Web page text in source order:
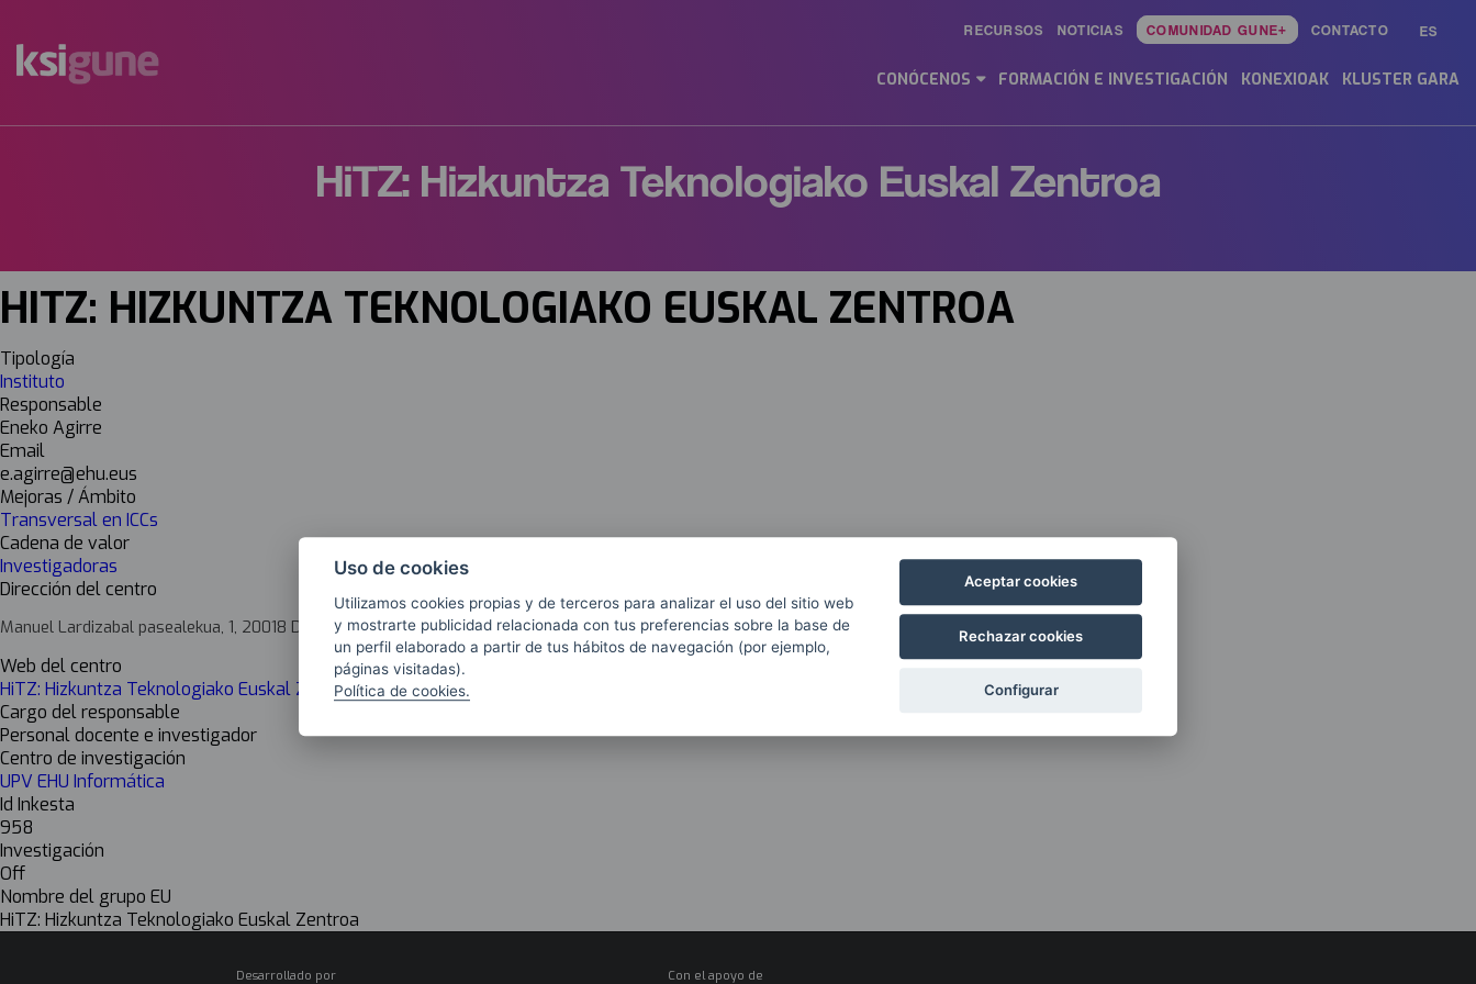
ES
Menu
ES
RECURSOS NOTICIAS COMUNIDAD GUNE+ CONTACTO
mapas
CONÓCENOS FORMACIÓN E INVESTIGACIÓN KONEXIOAK KLUSTER GARA
HiTZ: Hizkuntza Teknologiako Euskal Zentroa
HITZ: HIZKUNTZA TEKNOLOGIAKO EUSKAL ZENTROA
Tipología
Instituto
Responsable
Eneko Agirre
Email
e.agirre@ehu.eus
Mejoras / Ámbito
Transversal en ICCs
Cadena de valor
Investigadoras
Dirección del centro
Manuel Lardizabal pasealekua, 1, 20018 Donostia-San Sebastian, Gipuzkoa
Web del centro
HiTZ: Hizkuntza Teknologiako Euskal Zentroa
Cargo del responsable
Personal docente e investigador
Centro de investigación
UPV EHU Informática
Id Inkesta
958
Investigación
Off
Nombre del grupo EU
HiTZ: Hizkuntza Teknologiako Euskal Zentroa
Desarrollado por Con el apoyo de
Uso de cookies
Utilizamos cookies propias y de terceros para analizar el uso del sitio web
y mostrarte publicidad relacionada con tus preferencias sobre la base de
un perfil elaborado a partir de tus hábitos de navegación (por ejemplo,
páginas visitadas).
Política de cookies.
Aceptar cookies
Rechazar cookies
Configurar